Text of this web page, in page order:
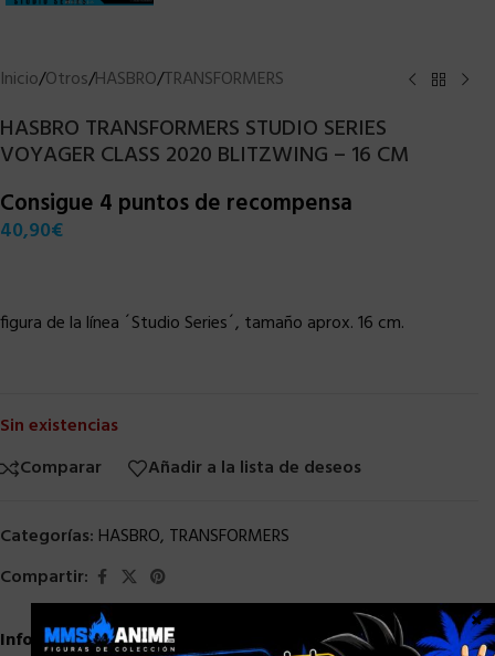
Inicio/Otros/HASBRO/TRANSFORMERS
HASBRO TRANSFORMERS STUDIO SERIES
VOYAGER CLASS 2020 BLITZWING – 16 CM
Consigue 4 puntos de recompensa
40,90€
figura de la línea ´Studio Series´, tamaño aprox. 16 cm.
Sin existencias
Comparar
Añadir a la lista de deseos
Categorías: HASBRO, TRANSFORMERS
Compartir:
Información adicional
×